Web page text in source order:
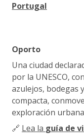
Portugal
Oporto
Una ciudad
por la UNESCO,
azulejos, bodegas
compacta,
exploración
🔗 Lea la guía de